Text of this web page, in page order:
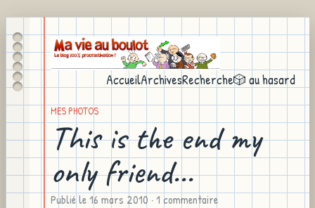
AccueilArchivesRecherche🎲 au hasard
MES PHOTOS
This is the end my
only friend...
Publié le16 mars 2010 · 1 commentaire